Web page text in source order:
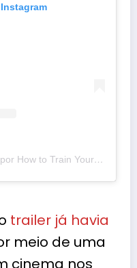
Uma publicação compartilhada por How to Train Your Dragon (@httydragon)
trailer já havia
meio de uma
cinema nos